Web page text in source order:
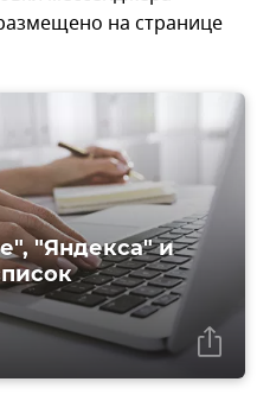
на странице
"Яндекса" и